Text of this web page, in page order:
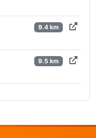
9.4 km
9.5 km